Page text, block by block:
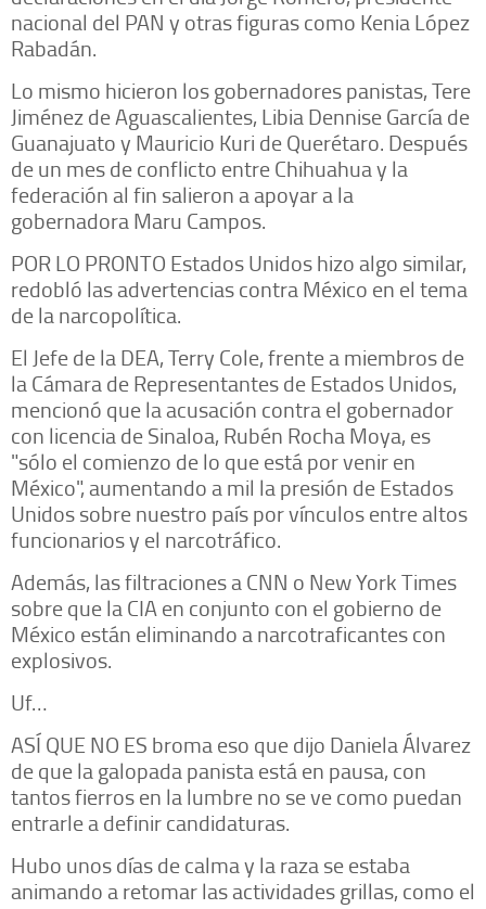
nacional del PAN y otras figuras como Kenia López
Rabadán.
Lo mismo hicieron los gobernadores panistas, Tere
Jiménez de Aguascalientes, Libia Dennise García de
Guanajuato y Mauricio Kuri de Querétaro. Después
de un mes de conflicto entre Chihuahua y la
federación al fin salieron a apoyar a la
gobernadora Maru Campos.
POR LO PRONTO Estados Unidos hizo algo similar,
redobló las advertencias contra México en el tema
de la narcopolítica.
El Jefe de la DEA, Terry Cole, frente a miembros de
la Cámara de Representantes de Estados Unidos,
mencionó que la acusación contra el gobernador
con licencia de Sinaloa, Rubén Rocha Moya, es
"sólo el comienzo de lo que está por venir en
México", aumentando a mil la presión de Estados
Unidos sobre nuestro país por vínculos entre altos
funcionarios y el narcotráfico.
Además, las filtraciones a CNN o New York Times
sobre que la CIA en conjunto con el gobierno de
México están eliminando a narcotraficantes con
explosivos.
Uf…
ASÍ QUE NO ES broma eso que dijo Daniela Álvarez
de que la galopada panista está en pausa, con
tantos fierros en la lumbre no se ve como puedan
entrarle a definir candidaturas.
Hubo unos días de calma y la raza se estaba
animando a retomar las actividades grillas, como el